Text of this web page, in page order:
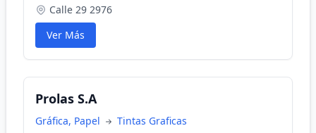
Calle 29 2976
Ver Más
Prolas S.A
Gráfica, Papel
Tintas Graficas